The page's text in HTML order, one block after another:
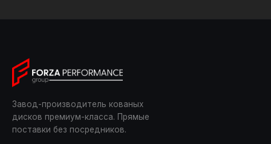
Завод-производитель кованых
дисков премиум-класса. Прямые
поставки без посредников.